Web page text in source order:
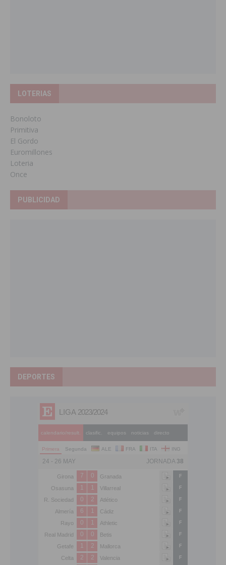
LOTERIAS
Bonoloto
Primitiva
El Gordo
Euromillones
Loteria
Once
PUBLICIDAD
DEPORTES